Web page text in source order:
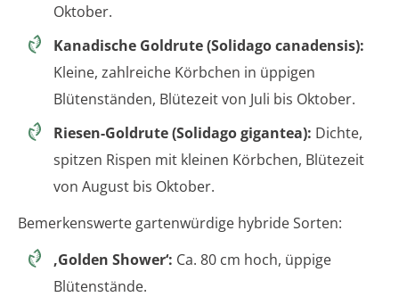
Oktober.
Kanadische Goldrute (Solidago canadensis):
Kleine, zahlreiche Körbchen in üppigen
Blütenständen, Blütezeit von Juli bis Oktober.
Riesen-Goldrute (Solidago gigantea): Dichte,
spitzen Rispen mit kleinen Körbchen, Blütezeit
von August bis Oktober.
Bemerkenswerte gartenwürdige hybride Sorten:
‚Golden Shower‘: Ca. 80 cm hoch, üppige
Blütenstände.